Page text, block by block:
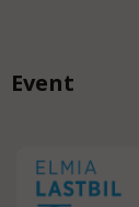
Event